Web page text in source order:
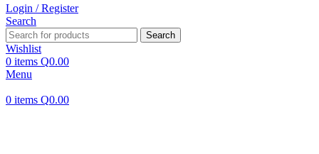
Login / Register
Search
Search
Wishlist
0 items Q0.00
Menu
0 items Q0.00